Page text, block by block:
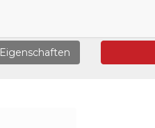
Eigenschaften